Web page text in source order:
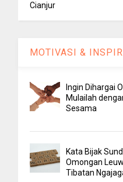
Cianjur
MOTIVASI &
Ingin Dihargai
Mulailah
Sesama
Kata Bijak
Omongan
Tibatan